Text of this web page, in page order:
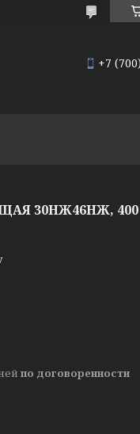
+7
30НЖ46НЖ, 400
по договоренности